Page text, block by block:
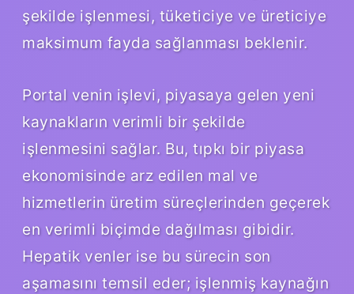
şekilde işlenmesi, tüketiciye ve üreticiye
maksimum fayda sağlanması beklenir.
Portal venin işlevi, piyasaya gelen yeni
kaynakların verimli bir şekilde
işlenmesini sağlar. Bu, tıpkı bir piyasa
ekonomisinde arz edilen mal ve
hizmetlerin üretim süreçlerinden geçerek
en verimli biçimde dağılması gibidir.
Hepatik venler ise bu sürecin son
aşamasını temsil eder; işlenmiş kaynağın